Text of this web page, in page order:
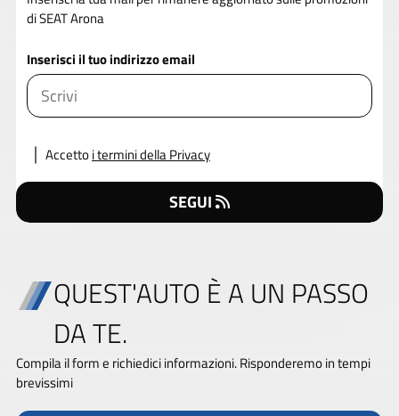
di SEAT Arona
Inserisci il tuo indirizzo email
Accettoi termini della Privacy
SEGUI
QUEST'AUTO È A UN PASSO
DA TE.
Compila il form e richiedici informazioni. Risponderemo in tempi
brevissimi